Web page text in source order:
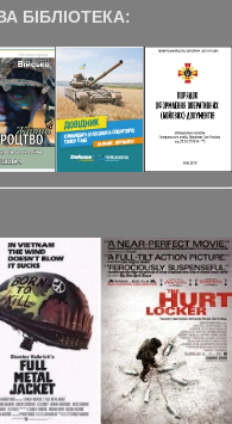
БІБЛІОТЕКА: